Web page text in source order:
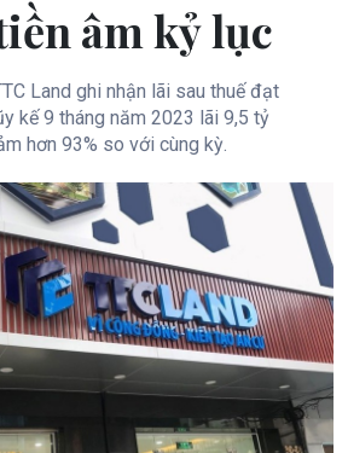
âm kỷ lục
Land ghi nhận lãi sau thuế đạt
kế 9 tháng năm 2023 lãi 9,5 tỷ
hơn 93% so với cùng kỳ.